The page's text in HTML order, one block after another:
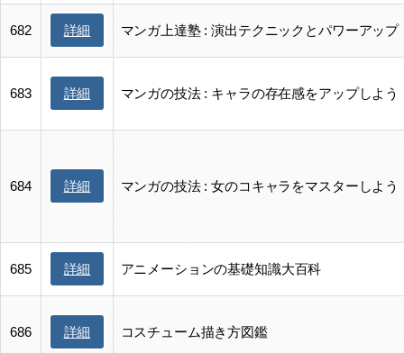
682 詳細 マンガ上達塾 : 演出テクニックとパワーアップ
683 詳細 マンガの技法 : キャラの存在感をアップしよう
684 詳細 マンガの技法 : 女のコキャラをマスターしよう
685 詳細 アニメーションの基礎知識大百科
686 詳細 コスチューム描き方図鑑